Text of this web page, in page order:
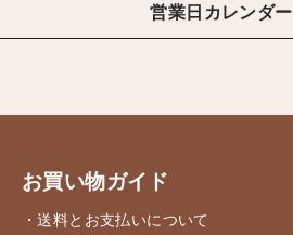
営業日カレンダー
お買い物ガイド
・送料とお支払いについて